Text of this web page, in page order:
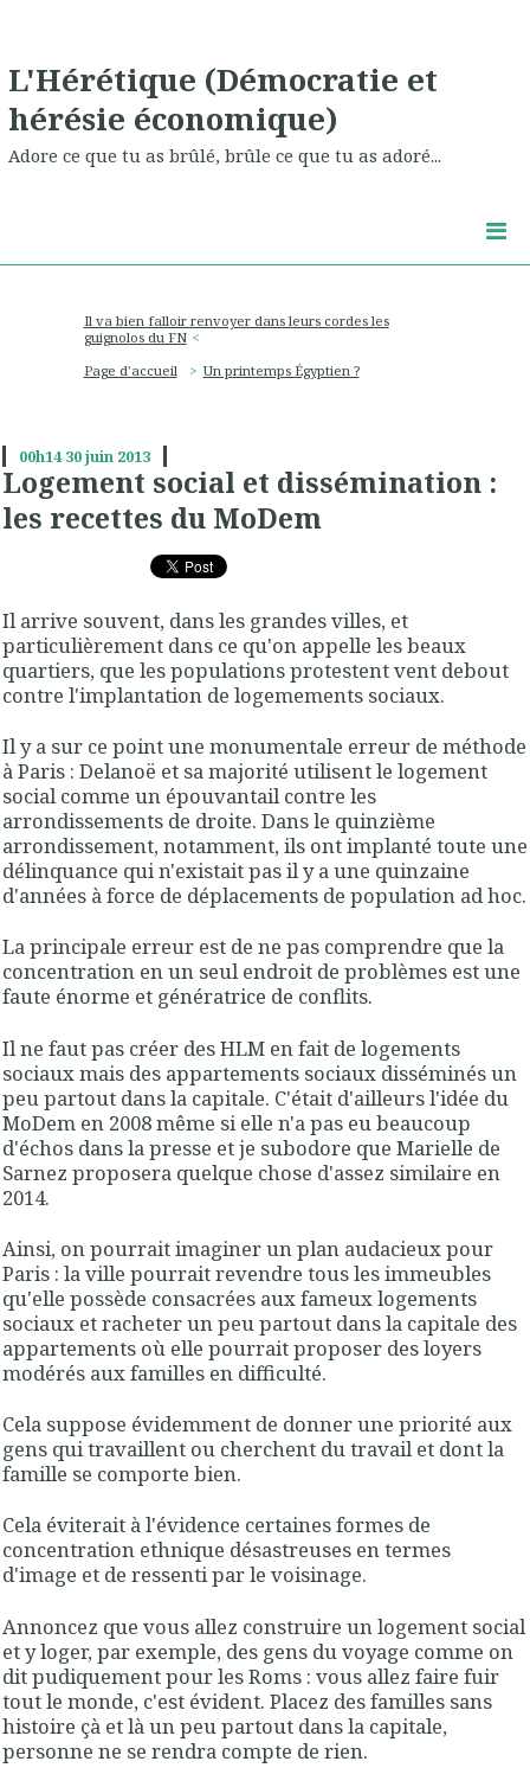
L'Hérétique (Démocratie et
hérésie économique)
Adore ce que tu as brûlé, brûle ce que tu as adoré...
Il va bien falloir renvoyer dans leurs cordes les
guignolos du FN
Page d'accueil
Un printemps Égyptien ?
00h14 30juin 2013
Logement social et dissémination :
les recettes du MoDem
Il arrive souvent, dans les grandes villes, et
particulièrement dans ce qu'on appelle les beaux
quartiers, que les populations protestent vent debout
contre l'implantation de logemements sociaux.
Il y a sur ce point une monumentale erreur de méthode
à Paris : Delanoë et sa majorité utilisent le logement
social comme un épouvantail contre les
arrondissements de droite. Dans le quinzième
arrondissement, notamment, ils ont implanté toute une
délinquance qui n'existait pas il y a une quinzaine
d'années à force de déplacements de population ad hoc.
La principale erreur est de ne pas comprendre que la
concentration en un seul endroit de problèmes est une
faute énorme et génératrice de conflits.
Il ne faut pas créer des HLM en fait de logements
sociaux mais des appartements sociaux disséminés un
peu partout dans la capitale. C'était d'ailleurs l'idée du
MoDem en 2008 même si elle n'a pas eu beaucoup
d'échos dans la presse et je subodore que Marielle de
Sarnez proposera quelque chose d'assez similaire en
2014.
Ainsi, on pourrait imaginer un plan audacieux pour
Paris : la ville pourrait revendre tous les immeubles
qu'elle possède consacrées aux fameux logements
sociaux et racheter un peu partout dans la capitale des
appartements où elle pourrait proposer des loyers
modérés aux familles en difficulté.
Cela suppose évidemment de donner une priorité aux
gens qui travaillent ou cherchent du travail et dont la
famille se comporte bien.
Cela éviterait à l'évidence certaines formes de
concentration ethnique désastreuses en termes
d'image et de ressenti par le voisinage.
Annoncez que vous allez construire un logement social
et y loger, par exemple, des gens du voyage comme on
dit pudiquement pour les Roms : vous allez faire fuir
tout le monde, c'est évident. Placez des familles sans
histoire çà et là un peu partout dans la capitale,
personne ne se rendra compte de rien.